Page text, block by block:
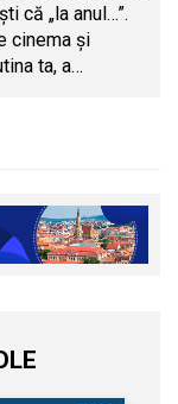
că „la anul…”.
cinema și
ta, a…